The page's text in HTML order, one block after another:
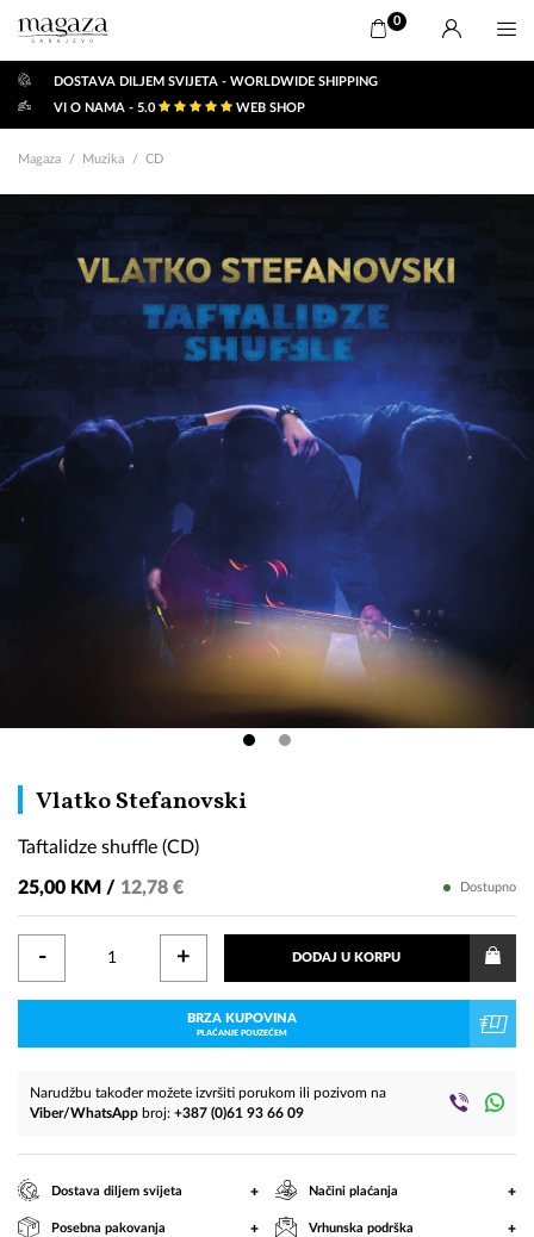
0
DOSTAVA DILJEM SVIJETA - WORLDWIDE SHIPPING
VI O NAMA - 5.0
WEB SHOP
Magaza Muzika CD
Vlatko StefanovskiTaftalidze
Taftalidze shuffle (CD)
25,00 KM / 12,78 € Dostupno
- + DODAJ U KORPU
BRZA KUPOVINA
PLAĆANJE POUZEĆEM
Narudžbu također možete izvršiti porukom ili pozivom na
Viber/WhatsApp broj: +387 (0)61 93 66 09
Dostava diljem svijeta + Načini plaćanja +
Posebna pakovanja + Vrhunska podrška +